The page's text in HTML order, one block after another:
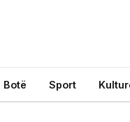
Botë Sport